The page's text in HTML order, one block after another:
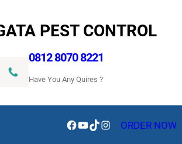
PEST CONTROL
0812 8070 8221
Have You Any Quires ?
Facebook
YouTube
TikTokInstagramORDER NOW